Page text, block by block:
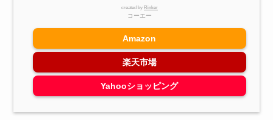
created by Rinker
コーエー
Amazon
楽天市場
Yahooショッピング